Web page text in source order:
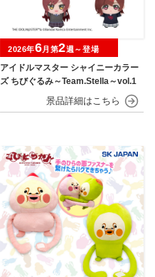
アイドルマスター シャイニーカラー
ズ ちびぐるみ～Team.Stella～vol.1
2026年6月第2週～登場